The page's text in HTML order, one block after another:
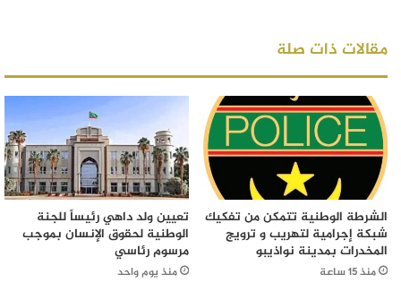
مقالات ذات صلة
الشرطة الوطنية تتمكن من تفكيك
شبكة إجرامية لتهريب و ترويج
المخدرات بمدينة نواذيبو
منذ 15 ساعة
تعيين ولد داهي رئيساً للجنة
الوطنية لحقوق الإنسان بموجب
مرسوم رئاسي
منذ يوم واحد